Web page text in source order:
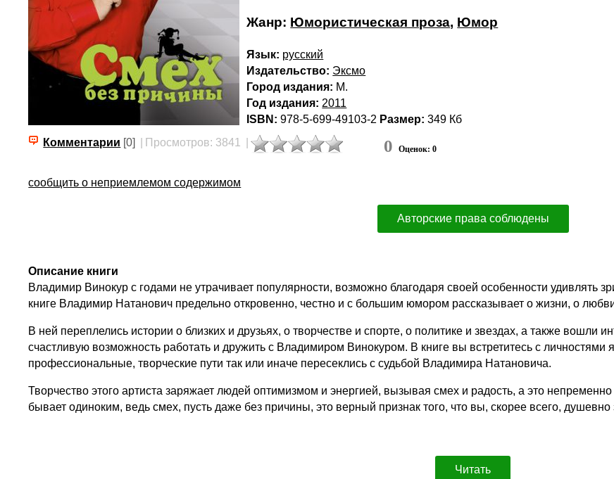
Жанр: Юмористическая проза, Юмор
Язык: русский
Издательство: Эксмо
Город издания: М.
Год издания: 2011
ISBN: 978-5-699-49103-2 Размер: 349 Кб
Комментарии [0] Просмотров: 3841 0 Оценок: 0
сообщить о неприемлемом содержимом
Авторские права соблюдены
Описание книги
Владимир Винокур с годами не утрачивает популярности, возможно благодаря своей особенности удивлять
книге Владимир Натанович предельно откровенно, честно и с большим юмором рассказывает о жизни, о
В ней переплелись истории о близких и друзьях, о творчестве и спорте, о политике и звездах, а также вошли
счастливую возможность работать и дружить с Владимиром Винокуром. В книге вы встретитесь с
профессиональные, творческие пути так или иначе пересеклись с судьбой Владимира Натановича.
Творчество этого артиста заряжает людей оптимизмом и энергией, вызывая смех и радость, а это
бывает одиноким, ведь смех, пусть даже без причины, это верный признак того, что вы, скорее всего,
Читать